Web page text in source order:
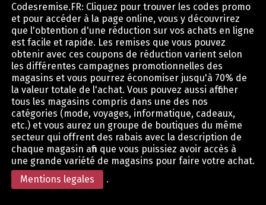
Codesremise.FR: Cliquez pour trouver les codes promo
et pour accéder à la page online, vous y découvrirez
que l'obtention d'une réduction sur vos achats en ligne
est facile et rapide. Les remises que vous pouvez
obtenir avec ces coupons de réduction varient selon
les différentes campagnes promotionnelles des
magasins et vous pourrez économiser jusqu'à 70% de
la valeur totale de l'achat. Vous pouvez aussi afficher
tous les magasins compris dans une des nos
catégories (mode, voyages, informatique, cadeaux,
etc.) et vous aurez un groupe de boutiques du même
secteur qui offrent des rabais avec la description de
chaque magasin afin que vous puissiez avoir accès à
une grande variété de magasins pour faire votre achat.
Mentions legales
.